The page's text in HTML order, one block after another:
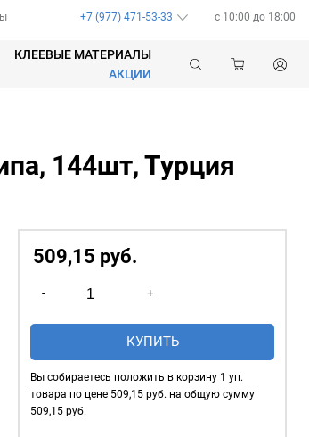
+7 (977) 471-53-33 c 10:00 до 18:00
КЛЕЕВЫЕ МАТЕРИАЛЫ
АКЦИИ
144шт, Турция
509,15 руб.
-
товара
Брючные
шипа,
144шт,
+
КУПИТЬ
Вы собираетесь положить в корзину 1 уп.
товара по цене 509,15 руб. на общую сумму
509,15 руб.